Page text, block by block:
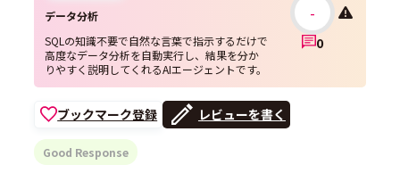
データ分析
SQLの知識不要で自然な言葉で指示するだけで
高度なデータ分析を自動実行し、結果を分か
りやすく説明してくれるAIエージェントです。
-
0
ブックマーク登録 レビューを書く
Good Response